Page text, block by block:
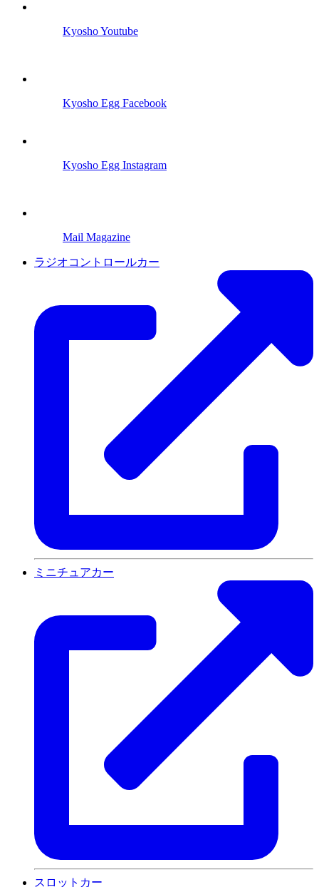
Kyosho Youtube
Kyosho Egg Facebook
Kyosho Egg Instagram
Mail Magazine
ラジオコントロールカー
ミニチュアカー
スロットカー